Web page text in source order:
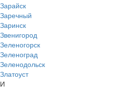
Зарайск
Заречный
Заринск
Звенигород
Зеленогорск
Зеленоград
Зеленодольск
Златоуст
И